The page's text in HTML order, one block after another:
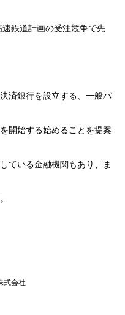
鉄道計画の受注競争で先
済銀行を設立する、一般パ
開始する始めることを提案
ている金融機関もあり、ま
式会社